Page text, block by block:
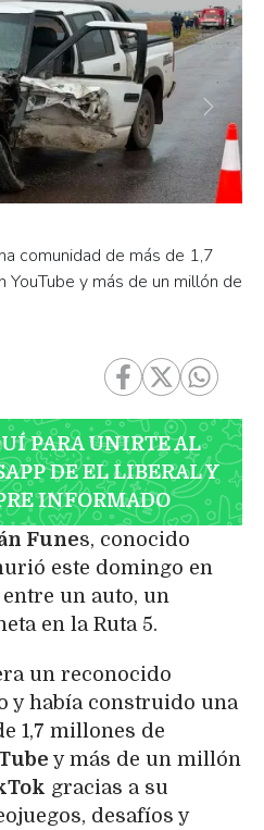
comunidad de más de 1,7
y más de un millón de
Next
PARA UNIRTE AL
DE EL LIBERAL Y
INFORMADO
Funes, conocido
este domingo en
un auto, un
en la Ruta 5.
un reconocido
y había construido una
1,7 millones de
y más de un millón
gracias a su
desafíos y